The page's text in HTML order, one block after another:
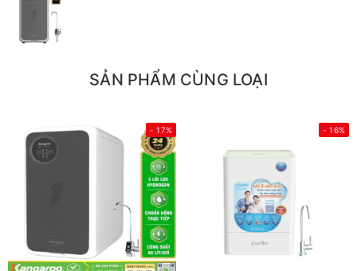
SẢN PHẨM CÙNG LOẠI
- 17% - 16%